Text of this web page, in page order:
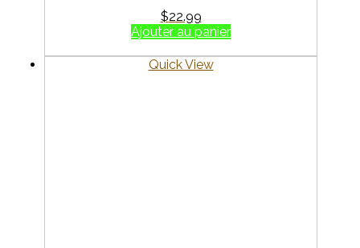
$22.99
Ajouter au panier
Quick View